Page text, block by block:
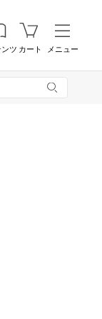
ツ カート メニュー